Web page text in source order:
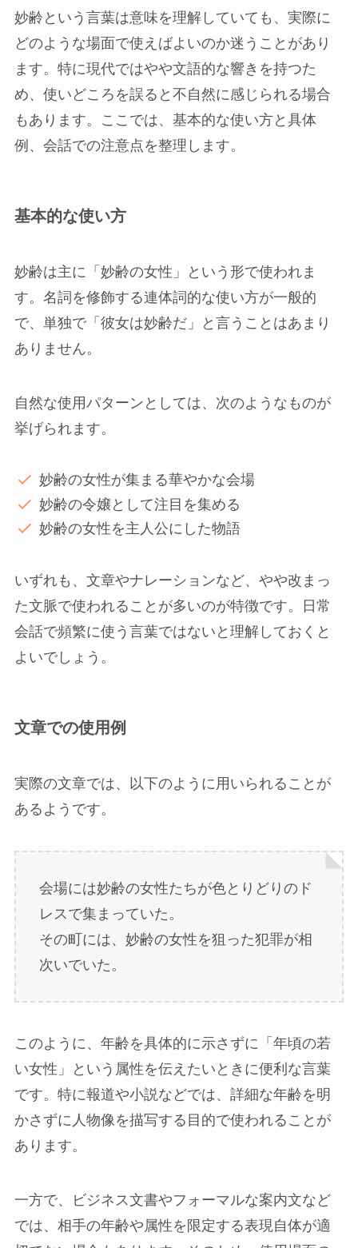
妙齢という言葉は意味を理解していても、実際に
どのような場面で使えばよいのか迷うことがあり
ます。特に現代ではやや文語的な響きを持つた
め、使いどころを誤ると不自然に感じられる場合
もあります。ここでは、基本的な使い方と具体
例、会話での注意点を整理します。
基本的な使い方
妙齢は主に「妙齢の女性」という形で使われま
す。名詞を修飾する連体詞的な使い方が一般的
で、単独で「彼女は妙齢だ」と言うことはあまり
ありません。
自然な使用パターンとしては、次のようなものが
挙げられます。
妙齢の女性が集まる華やかな会場
妙齢の令嬢として注目を集める
妙齢の女性を主人公にした物語
いずれも、文章やナレーションなど、やや改まっ
た文脈で使われることが多いのが特徴です。日常
会話で頻繁に使う言葉ではないと理解しておくと
よいでしょう。
文章での使用例
実際の文章では、以下のように用いられることが
あるようです。
会場には妙齢の女性たちが色とりどりのド
レスで集まっていた。
その町には、妙齢の女性を狙った犯罪が相
次いでいた。
このように、年齢を具体的に示さずに「年頃の若
い女性」という属性を伝えたいときに便利な言葉
です。特に報道や小説などでは、詳細な年齢を明
かさずに人物像を描写する目的で使われることが
あります。
一方で、ビジネス文書やフォーマルな案内文など
では、相手の年齢や属性を限定する表現自体が適